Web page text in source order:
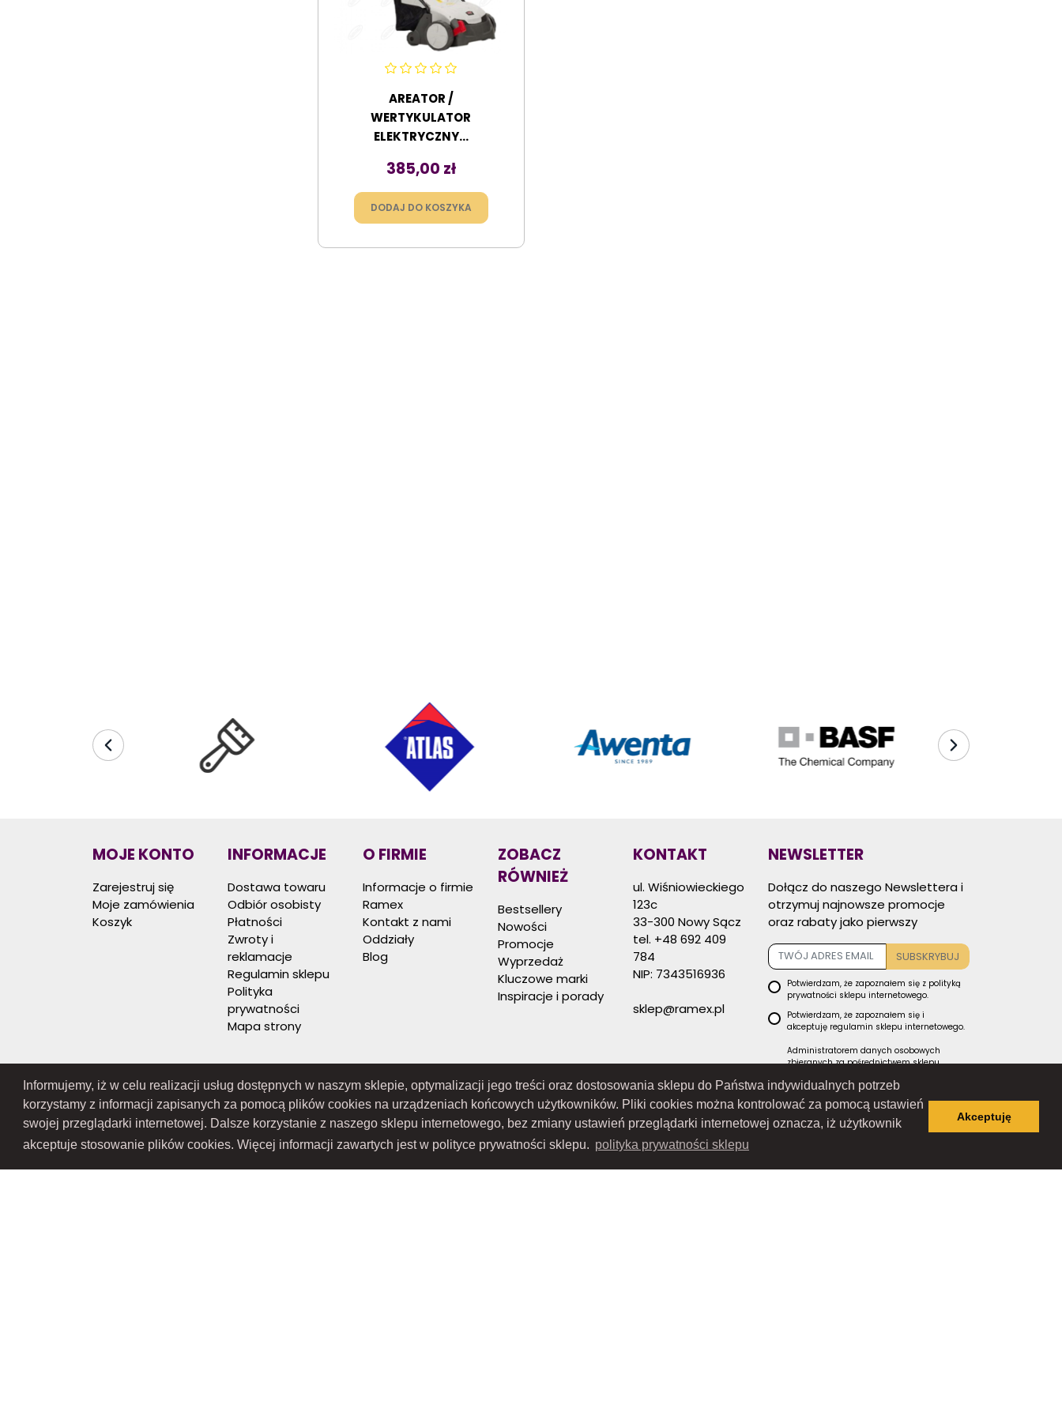
Informujemy, iż w celu realizacji usług dostępnych w naszym sklepie, optymalizacji jego treści oraz dostosowania sklepu do Państwa indywidualnych potrzeb
korzystamy z informacji zapisanych za pomocą plików cookies na urządzeniach końcowych użytkowników. Pliki cookies można kontrolować za pomocą ustawień
swojej przeglądarki internetowej. Dalsze korzystanie z naszego sklepu internetowego, bez zmiany ustawień przeglądarki internetowej oznacza, iż użytkownik
akceptuje stosowanie plików cookies. Więcej informacji zawartych jest w polityce prywatności sklepu. polityka prywatności sklepu
Akceptuję
AREATOR /
WERTYKULATOR
ELEKTRYCZNY...
Cena
385,00 zł
DODAJ DO KOSZYKA
MOJE KONTO
Zarejestruj się
Moje zamówienia
Koszyk
INFORMACJE
Dostawa towaru
Odbiór osobisty
Płatności
Zwroty i
reklamacje
Regulamin sklepu
Polityka
prywatności
Mapa strony
O FIRMIE
Informacje o firmie
Ramex
Kontakt z nami
Oddziały
Blog
ZOBACZ
RÓWNIEŻ
Bestsellery
Nowości
Promocje
Wyprzedaż
Kluczowe marki
Inspiracje i porady
KONTAKT
ul. Wiśniowieckiego
123c
33-300 Nowy Sącz
tel. +48 692 409
784
NIP: 7343516936
sklep@ramex.pl
NEWSLETTER
Dołącz do naszego Newslettera i
otrzymuj najnowsze promocje
oraz rabaty jako pierwszy
SUBSKRYBUJ
Potwierdzam, że zapoznałem się z polityką
prywatności sklepu internetowego.
Potwierdzam, że zapoznałem się i
akceptuję regulamin sklepu internetowego.
Administratorem danych osobowych
zbieranych za pośrednictwem sklepu
SPÓŁKA Z OGRANICZONĄ
ODPOWIEDZIALNOŚCIĄ SPÓŁKA
KOMANDYTOWO-AKCYJNA z siedzibą w
Nowym Sączu (adres siedziby i adres do
doręczeń: ul. Wiśniowieckiego 123 C, 33-300
wskazanych szczegółowo w polityce